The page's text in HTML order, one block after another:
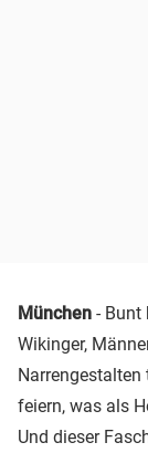
München - Bunt
Wikinger,
feiern, was als
Und dieser